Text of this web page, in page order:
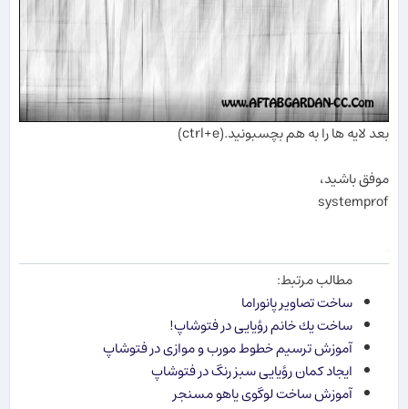
بعد لایه ها را به هم بچسبونید.(ctrl+e)
موفق باشید،
systemprof
مطالب مرتبط:
ساخت تصاویر پانوراما
ساخت یك خانم رؤیایی در فتوشاپ!
آموزش ترسیم خطوط مورب و موازی در فتوشاپ
ایجاد كمان رؤیایی سبز رنگ در فتوشاپ
آموزش ساخت لوگوی یاهو مسنجر